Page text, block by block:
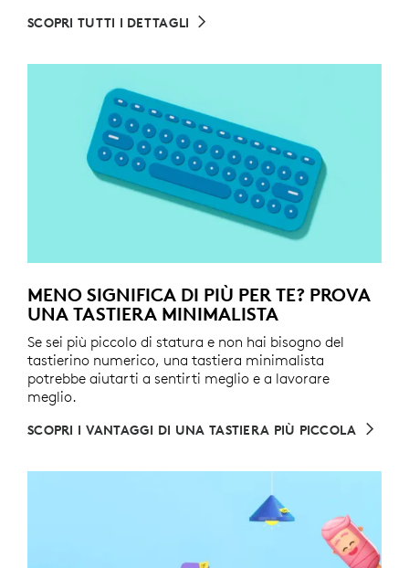
SCOPRI TUTTI I DETTAGLI
MENO SIGNIFICA DI PIÙ PER TE? PROVA
UNA TASTIERA MINIMALISTA
Se sei più piccolo di statura e non hai bisogno del
tastierino numerico, una tastiera minimalista
potrebbe aiutarti a sentirti meglio e a lavorare
meglio.
SCOPRI I VANTAGGI DI UNA TASTIERA PIÙ PICCOLA